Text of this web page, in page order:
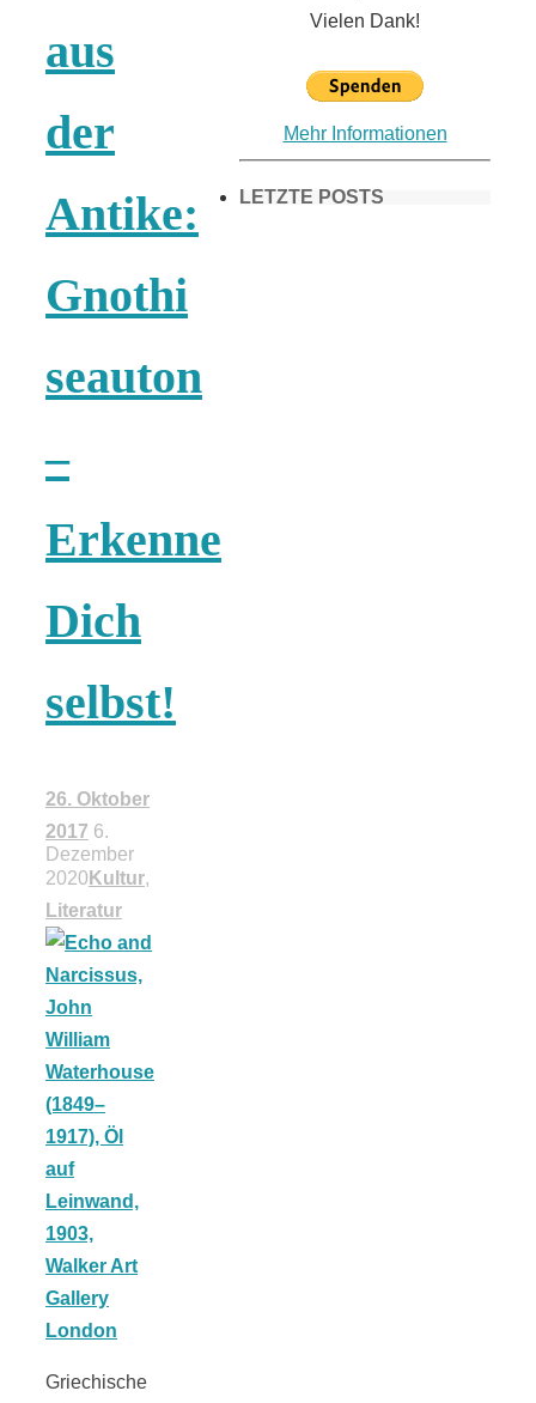
aus
der
Antike:
Gnothi
seauton
–
Erkenne
Dich
selbst!
26. Oktober
2017 6.
Dezember
2020 Kultur,
Literatur
Griechische
Vielen Dank!
Mehr Informationen
LETZTE POSTS